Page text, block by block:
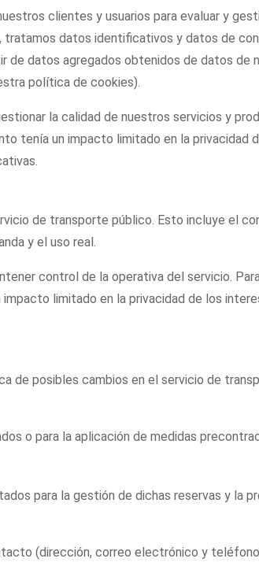
clientes y usuarios para evaluar y
tratamos datos identificativos y datos de
datos agregados obtenidos de datos de
política de cookies).
la calidad de nuestros servicios y
tenía un impacto limitado en la privacidad
de transporte público. Esto incluye el
y el uso real.
control de la operativa del servicio.
limitado en la privacidad de los
posibles cambios en el servicio de
o para la aplicación de medidas
para la gestión de dichas reservas y la
(dirección, correo electrónico y